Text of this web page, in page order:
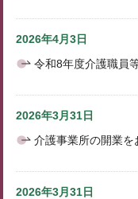
2026年4月3日
令和8年度介護職員
2026年3月31日
介護事業所の開業を
2026年3月31日